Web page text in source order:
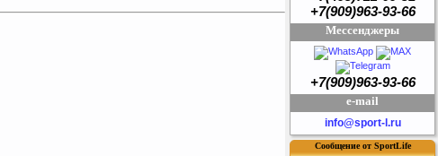
+7(909)963-93-66
Мессенджеры
+7(909)963-93-66
e-mail
info@sport-l.ru
Сообщение от SportLife